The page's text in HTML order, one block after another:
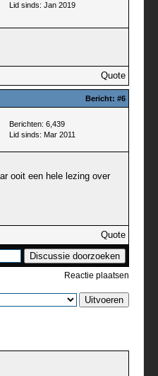
Lid sinds: Jan 2019
Quote
Bericht: #6
Berichten: 6,439
Lid sinds: Mar 2011
ooit een hele lezing over
Quote
Reactie plaatsen